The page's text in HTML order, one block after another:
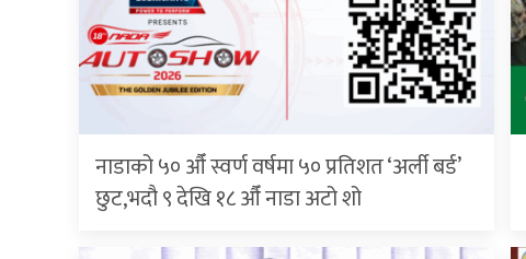
नाडाको ५० औँ स्वर्ण वर्षमा ५० प्रतिशत ‘अर्ली बर्ड’
छुट,भदौ ९ देखि १८ औँ नाडा अटो शो